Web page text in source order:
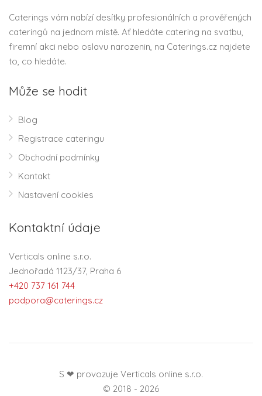
Caterings vám nabízí desítky profesionálních a prověřených
cateringů na jednom místě. Ať hledáte catering na svatbu,
firemní akci nebo oslavu narozenin, na Caterings.cz najdete
to, co hledáte.
Může se hodit
Blog
Registrace cateringu
Obchodní podmínky
Kontakt
Nastavení cookies
Kontaktní údaje
Verticals online s.r.o.
Jednořadá 1123/37, Praha 6
+420 737 161 744
podpora@caterings.cz
S ❤ provozuje Verticals online s.r.o.
© 2018 - 2026